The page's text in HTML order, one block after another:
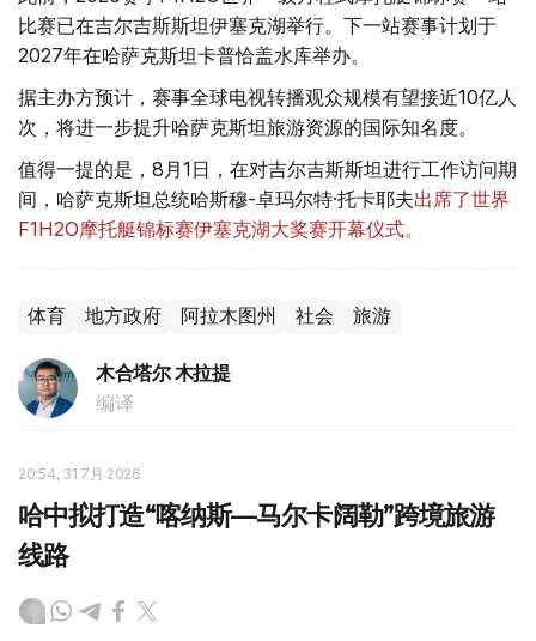
比赛已在吉尔吉斯斯坦伊塞克湖举行。下一站赛事计划于
2027年在哈萨克斯坦卡普恰盖水库举办。
据主办方预计，赛事全球电视转播观众规模有望接近10亿人
次，将进一步提升哈萨克斯坦旅游资源的国际知名度。
值得一提的是，8月1日，在对吉尔吉斯斯坦进行工作访问期
间，哈萨克斯坦总统哈斯穆-卓玛尔特·托卡耶夫出席了世界
F1H2O摩托艇锦标赛伊塞克湖大奖赛开幕仪式。
体育 地方政府 阿拉木图州 社会 旅游
木合塔尔 木拉提
编译
20:54, 31 7月 2026
哈中拟打造“喀纳斯—马尔卡阔勒”跨境旅游
线路